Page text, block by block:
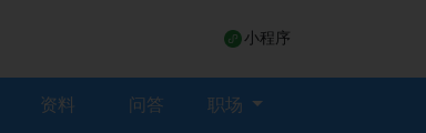
小程序
资料 问答 职场